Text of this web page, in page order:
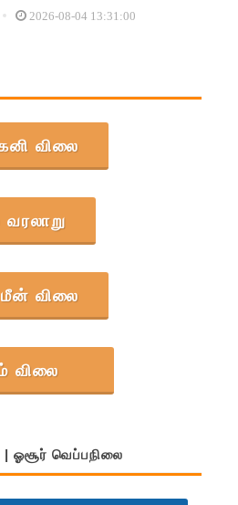
2026-08-04 13:31:00
விலை
விலை
விலை
| ஓசூர் வெப்பநிலை